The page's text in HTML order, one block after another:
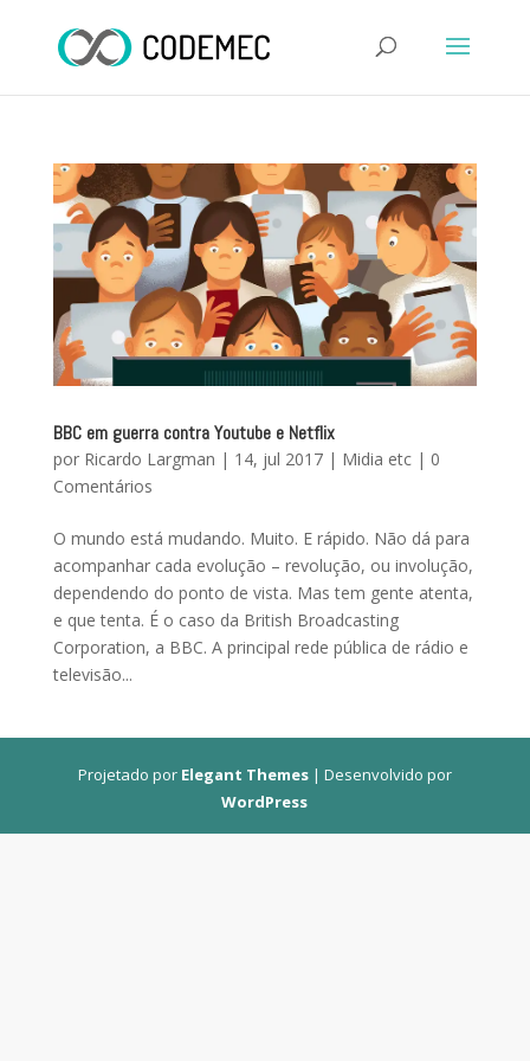
BBC em guerra contra Youtube e Netflix
por Ricardo Largman | 14, jul 2017| Midia etc| 0
Comentários
O mundo está mudando. Muito. E rápido. Não dá para
acompanhar cada evolução – revolução, ou involução,
dependendo do ponto de vista. Mas tem gente atenta,
e que tenta. É o caso da British Broadcasting
Corporation, a BBC. A principal rede pública de rádio e
televisão...
Projetado por Elegant Themes| Desenvolvido por
WordPress